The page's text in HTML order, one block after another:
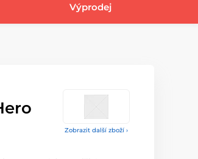
Výprodej
Zobrazit další zboží ›